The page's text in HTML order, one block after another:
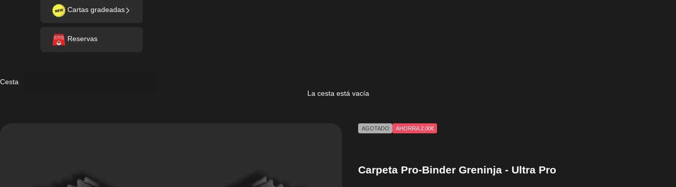
Cartas gradeadas
Reservas
Cesta
La cesta está vacía
AGOTADO AHORRA 2,00€
Carpeta Pro-Binder Greninja - Ultra Pro